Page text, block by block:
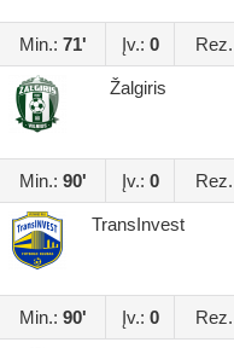
Min.: 71' Įv.: 0
Žalgiris
Min.: 90' Įv.: 0
TransInvest
Min.: 90' Įv.: 0